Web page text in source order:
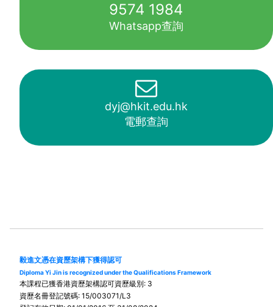
9574 1984
Whatsapp查詢
dyj@hkit.edu.hk
電郵查詢
毅進文憑在資歷架構下獲得認可
Diploma Yi Jin is recognized under the Qualifications Framework
本課程已獲香港資歷架構認可資歷級別: 3
資歷名冊登記號碼: 15/003071/L3